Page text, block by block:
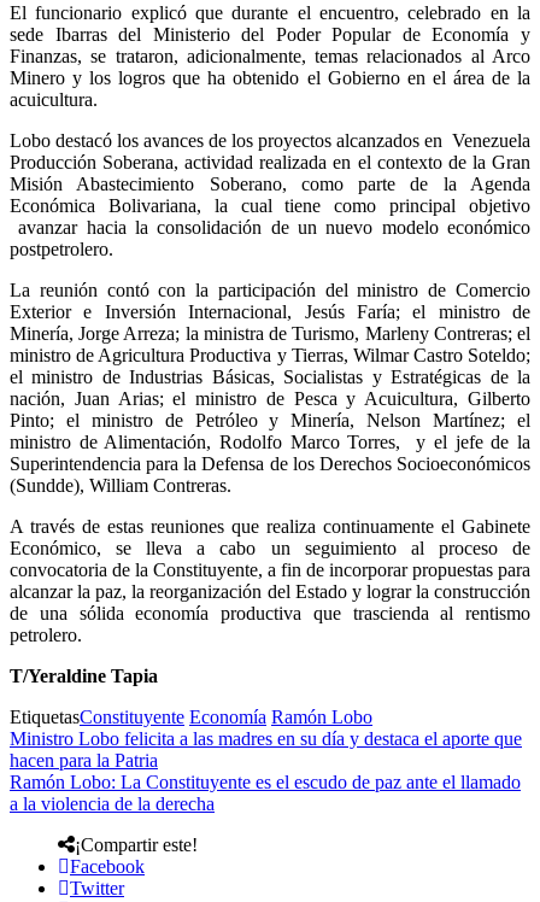
El funcionario explicó que durante el encuentro, celebrado en la
sede Ibarras del Ministerio del Poder Popular de Economía y
Finanzas, se trataron, adicionalmente, temas relacionados al Arco
Minero y los logros que ha obtenido el Gobierno en el área de la
acuicultura.
Lobo destacó los avances de los proyectos alcanzados en Venezuela
Producción Soberana, actividad realizada en el contexto de la Gran
Misión Abastecimiento Soberano, como parte de la Agenda
Económica Bolivariana, la cual tiene como principal objetivo
avanzar hacia la consolidación de un nuevo modelo económico
postpetrolero.
La reunión contó con la participación del ministro de Comercio
Exterior e Inversión Internacional, Jesús Faría; el ministro de
Minería, Jorge Arreza; la ministra de Turismo, Marleny Contreras; el
ministro de Agricultura Productiva y Tierras, Wilmar Castro Soteldo;
el ministro de Industrias Básicas, Socialistas y Estratégicas de la
nación, Juan Arias; el ministro de Pesca y Acuicultura, Gilberto
Pinto; el ministro de Petróleo y Minería, Nelson Martínez; el
ministro de Alimentación, Rodolfo Marco Torres, y el jefe de la
Superintendencia para la Defensa de los Derechos Socioeconómicos
(Sundde), William Contreras.
A través de estas reuniones que realiza continuamente el Gabinete
Económico, se lleva a cabo un seguimiento al proceso de
convocatoria de la Constituyente, a fin de incorporar propuestas para
alcanzar la paz, la reorganización del Estado y lograr la construcción
de una sólida economía productiva que trascienda al rentismo
petrolero.
T/Yeraldine Tapia
EtiquetasConstituyente Economía Ramón Lobo
Ministro Lobo felicita a las madres en su día y destaca el aporte que
hacen para la Patria
Ramón Lobo: La Constituyente es el escudo de paz ante el llamado
a la violencia de la derecha
¡Compartir este!
Facebook
Twitter